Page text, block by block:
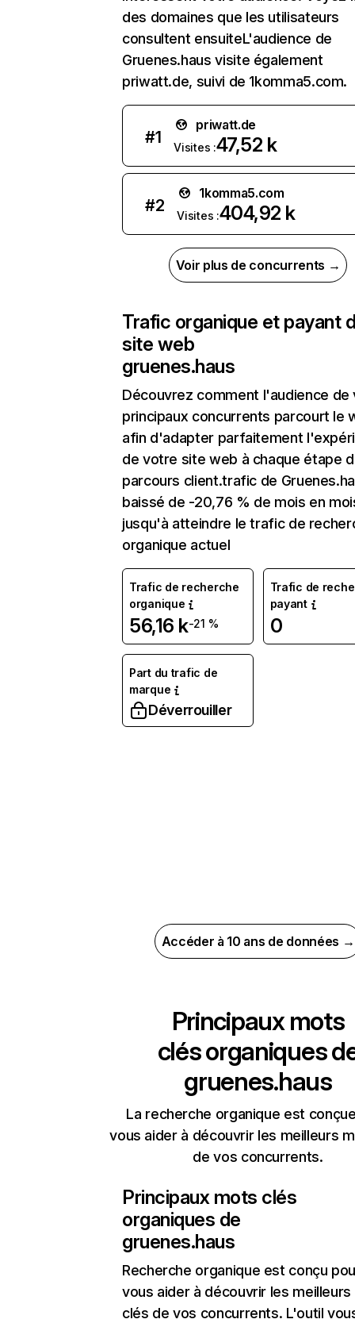
des domaines que les utilisateurs
consultent ensuiteL'audience de
Gruenes.haus visite également
priwatt.de, suivi de 1komma5.com.
#1
priwatt.de
Visites :47,52 k
#2
1komma5.com
Visites :404,92 k
Voir plus de concurrents →
Trafic organique et payant
site web
gruenes.haus
Découvrez comment l'audience de
principaux concurrents parcourt le
afin d'adapter parfaitement
de votre site web à chaque étape
parcours client.trafic de
baissé de -20,76 % de mois en
jusqu'à atteindre le trafic de
organique actuel
Trafic de recherche
organique
56,16 k-21 %
Trafic de
payant
0
Part du trafic de
marque
Déverrouiller
Accéder à 10 ans de données →
Principaux mots
clés organiques
gruenes.haus
La recherche organique est
vous aider à découvrir les meilleurs
de vos concurrents.
Principaux mots clés
organiques de
gruenes.haus
Recherche organique est conçu
vous aider à découvrir les
clés de vos concurrents. L'outil